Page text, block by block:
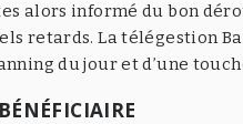
alors informé du bon
retards. La télégestion
du jour et d’une